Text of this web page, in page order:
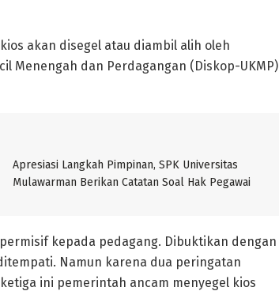
akan disegel atau diambil alih oleh
Menengah dan Perdagangan (Diskop-UKMP)
Apresiasi Langkah Pimpinan, SPK Universitas
Mulawarman Berikan Catatan Soal Hak Pegawai
kepada pedagang. Dibuktikan dengan
Namun karena dua peringatan
ini pemerintah ancam menyegel kios